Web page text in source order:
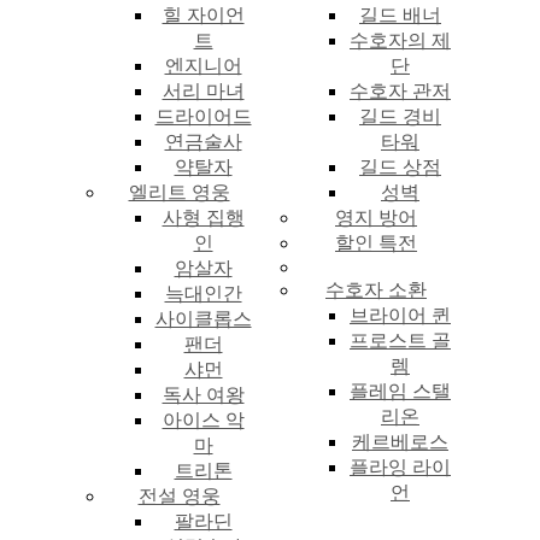
힐 자이언
트
엔지니어
서리 마녀
드라이어드
연금술사
약탈자
엘리트 영웅
사형 집행
인
암살자
늑대인간
사이클롭스
팬더
샤먼
독사 여왕
아이스 악
마
트리톤
전설 영웅
팔라딘
길드 배너
수호자의 제
단
수호자 관저
길드 경비
타워
길드 상점
성벽
영지 방어
할인 특전
수호자 소환
브라이어 퀸
프로스트 골
렘
플레임 스탤
리온
케르베로스
플라잉 라이
언